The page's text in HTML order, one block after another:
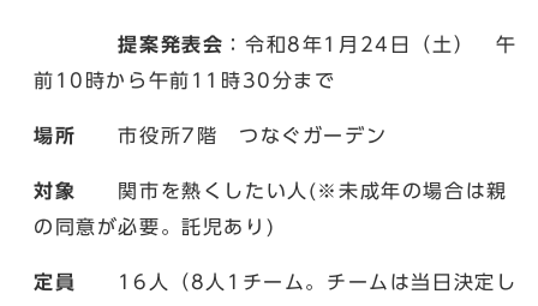
提案発表会 ：令和8年1月24日（土） 午
前10時から午前11時30分まで
場所市役所7階 つなぐガーデン
対象
関市を熱くしたい人(※未成年の場合は親
の同意が必要。託児あり)
定員
16人（8人1チーム。チームは当日決定し